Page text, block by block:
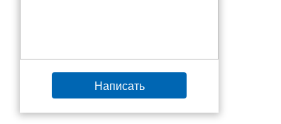
Написать